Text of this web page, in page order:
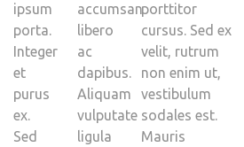
ipsum
porta.
Integer
et
purus
ex.
Sed
accumsan
libero
ac
dapibus.
Aliquam
vulputate
ligula
porttitor
cursus. Sed ex
velit, rutrum
non enim ut,
vestibulum
sodales est.
Mauris